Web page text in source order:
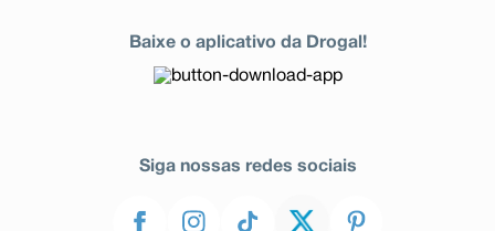
Baixe o aplicativo da Drogal!
Siga nossas redes sociais